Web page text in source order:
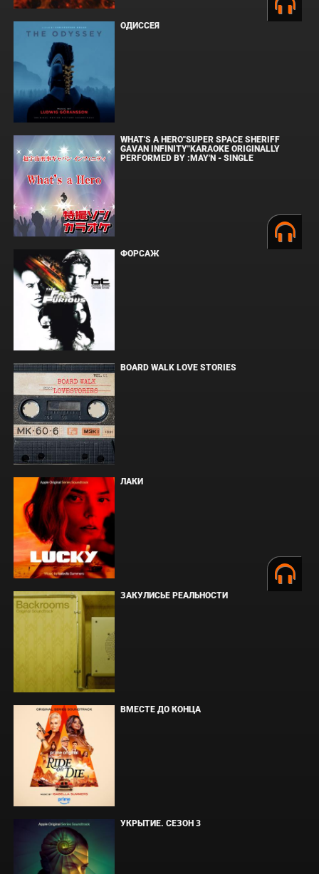
ОДИССЕЯ
WHAT'S A HERO"SUPER SPACE SHERIFF
GAVAN INFINITY"KARAOKE ORIGINALLY
PERFORMED BY :MAY'N - SINGLE
ФОРСАЖ
BOARD WALK LOVE STORIES
ЛАКИ
ЗАКУЛИСЬЕ РЕАЛЬНОСТИ
ВМЕСТЕ ДО КОНЦА
УКРЫТИЕ. СЕЗОН 3